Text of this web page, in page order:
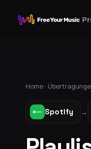
Home ·
Spotify →